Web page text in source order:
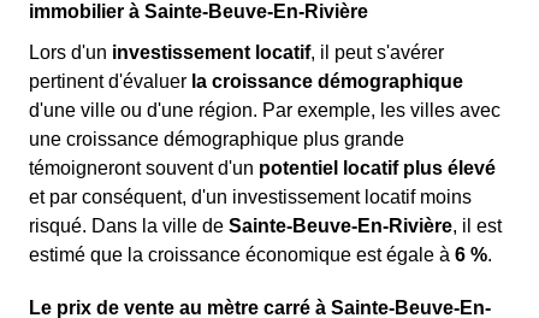
immobilier à Sainte-Beuve-En-Rivière
Lors d'un investissement locatif, il peut s'avérer
pertinent d'évaluer la croissance démographique
d'une ville ou d'une région. Par exemple, les villes avec
une croissance démographique plus grande
témoigneront souvent d'un potentiel locatif plus élevé
et par conséquent, d'un investissement locatif moins
risqué. Dans la ville de Sainte-Beuve-En-Rivière, il est
estimé que la croissance économique est égale à 6 %.
Le prix de vente au mètre carré à Sainte-Beuve-En-